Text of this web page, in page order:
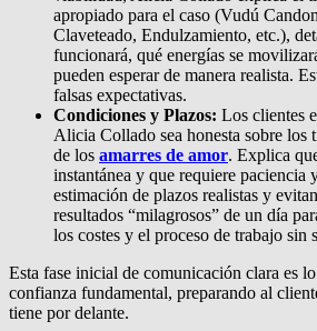
apropiado para el caso (Vudú
Claveteado, Endulzamiento, etc.),
funcionará, qué energías se
pueden esperar de manera realista.
falsas expectativas.
Condiciones y Plazos: Los clientes
Alicia Collado sea honesta sobre los
de los amarres de amor. Explica
instantánea y que requiere paciencia
estimación de plazos realistas y
resultados “milagrosos” de un día
los costes y el proceso de trabajo sin
Esta fase inicial de comunicación clara es
confianza fundamental, preparando al
tiene por delante.